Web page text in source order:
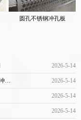
圆孔不锈钢冲孔板
2026-5-14
冲孔网板冲孔网 316l不锈钢冲孔板什么价格 桥型孔冲孔板 2026-5-14
2026-5-14
2026-5-14